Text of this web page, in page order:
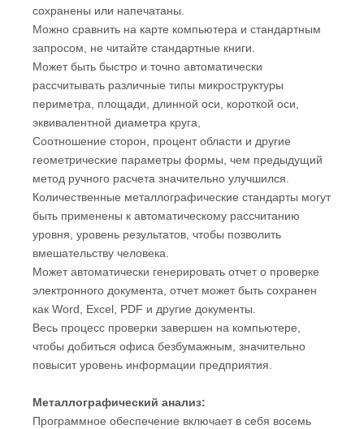
сохранены или напечатаны.
Можно сравнить на карте компьютера и стандартным
запросом, не читайте стандартные книги.
Может быть быстро и точно автоматически
рассчитывать различные типы микроструктуры
периметра, площади, длинной оси, короткой оси,
эквивалентной диаметра круга,
Соотношение сторон, процент области и другие
геометрические параметры формы, чем предыдущий
метод ручного расчета значительно улучшился.
Количественные металлографические стандарты могут
быть применены к автоматическому рассчитанию
уровня, уровень результатов, чтобы позволить
вмешательству человека.
Может автоматически генерировать отчет о проверке
электронного документа, отчет может быть сохранен
как Word, Excel, PDF и другие документы.
Весь процесс проверки завершен на компьютере,
чтобы добиться офиса безбумажным, значительно
повысит уровень информации предприятия.
Металлографический анализ:
Программное обеспечение включает в себя восемь